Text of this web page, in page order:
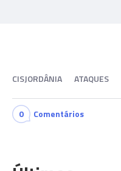
CISJORDÂNIA ATAQUES
0 Comentários